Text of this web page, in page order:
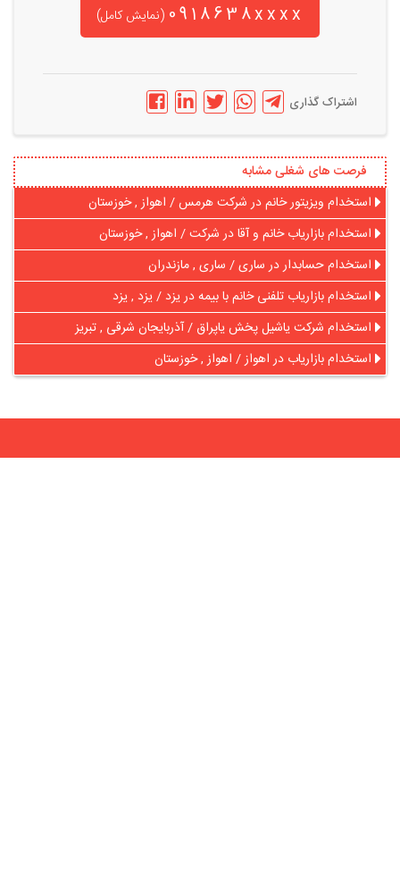
0918638xxxx (نمایش کامل)
اشتراک گذاری
فرصت های شغلی مشابه
استخدام ویزیتور خانم در شرکت هرمس / اهواز , خوزستان
استخدام بازاریاب خانم و آقا در شرکت / اهواز , خوزستان
استخدام حسابدار در ساری / ساری , مازندران
استخدام بازاریاب تلفنی خانم با بیمه در یزد / یزد , یزد
استخدام شرکت یاشیل پخش یاپراق / آذربایجان شرقی , تبریز
استخدام بازاریاب در اهواز / اهواز , خوزستان
در آنلاین استخدام